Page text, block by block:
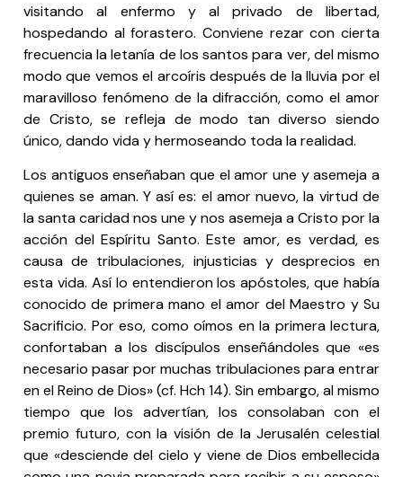
visitando al enfermo y al privado de libertad,
hospedando al forastero. Conviene rezar con cierta
frecuencia la letanía de los santos para ver, del mismo
modo que vemos el arcoíris después de la lluvia por el
maravilloso fenómeno de la difracción, como el amor
de Cristo, se refleja de modo tan diverso siendo
único, dando vida y hermoseando toda la realidad.
Los antiguos enseñaban que el amor une y asemeja a
quienes se aman. Y así es: el amor nuevo, la virtud de
la santa caridad nos une y nos asemeja a Cristo por la
acción del Espíritu Santo. Este amor, es verdad, es
causa de tribulaciones, injusticias y desprecios en
esta vida. Así lo entendieron los apóstoles, que había
conocido de primera mano el amor del Maestro y Su
Sacrificio. Por eso, como oímos en la primera lectura,
confortaban a los discípulos enseñándoles que «es
necesario pasar por muchas tribulaciones para entrar
en el Reino de Dios» (cf. Hch 14). Sin embargo, al mismo
tiempo que los advertían, los consolaban con el
premio futuro, con la visión de la Jerusalén celestial
que «desciende del cielo y viene de Dios embellecida